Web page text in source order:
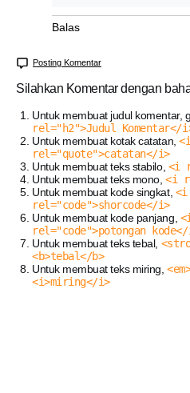
Balas
Posting Komentar
Silahkan Komentar dengan
Untuk membuat judul komentar,
rel="h2">Judul Komentar</
Untuk membuat kotak catatan,<i
rel="quote">catatan</i>
Untuk membuat teks stabilo, <i
Untuk membuat teks mono, <i
Untuk membuat kode singkat, <i
rel="code">shorcode</i>
Untuk membuat kode panjang,
rel="code">potongan
Untuk membuat teks tebal,
<b>tebal</b>
Untuk membuat teks miring,
<i>miring</i>